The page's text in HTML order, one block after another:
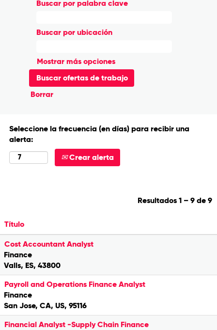
Buscar por palabra clave
Buscar por ubicación
Mostrar más opciones
Borrar
Seleccione la frecuencia (en días) para recibir una
alerta:
Crear alerta
Resultados 1 – 9 de 9
Título
Cost Accountant Analyst
Finance
Valls, ES, 43800
Payroll and Operations Finance Analyst
Finance
San Jose, CA, US, 95116
Financial Analyst -Supply Chain Finance